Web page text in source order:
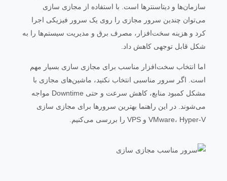
سازمان‌ها و دیتاسنترها است. با استفاده از مجازی سازی
می‌توان چندین سرور مجازی را روی یک سرور فیزیکی اجرا
کرد و هزینه سخت‌افزار، مصرف برق و مدیریت سیستم‌ها را به
شکل قابل توجهی کاهش داد.
اما انتخاب سخت‌افزار مناسب برای مجازی سازی بسیار مهم
است. اگر سرور مناسبی انتخاب نکنید، ماشین‌های مجازی با
مشکل کمبود منابع، کاهش سرعت و حتی Downtime مواجه
می‌شوند. در این راهنما بهترین سرورها برای مجازی سازی
VMware، Hyper-V و VPS را بررسی می‌کنیم.